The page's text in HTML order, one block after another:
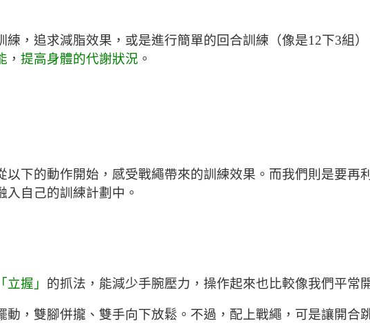
，追求減脂效果，或是進行簡單的回合訓練（像是12下3組
， 提高身體的代謝狀況 。
下的動作開始，感受戰繩帶來的訓練效果。而我們則是要再
自己的訓練計劃中。
「立握」 的抓法，能減少手腕壓力，操作起來也比較像我們平常
，雙腳併攏、雙手向下放鬆。不過，配上戰繩，可是讓開合